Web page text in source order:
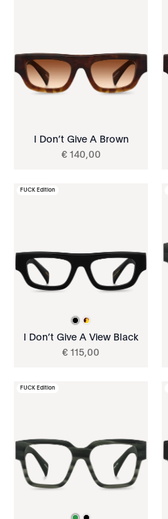
I Don’t Give A Brown
€ 140,00
FUCK Edition
I Don’t Give A View Black
€ 115,00
FUCK Edition